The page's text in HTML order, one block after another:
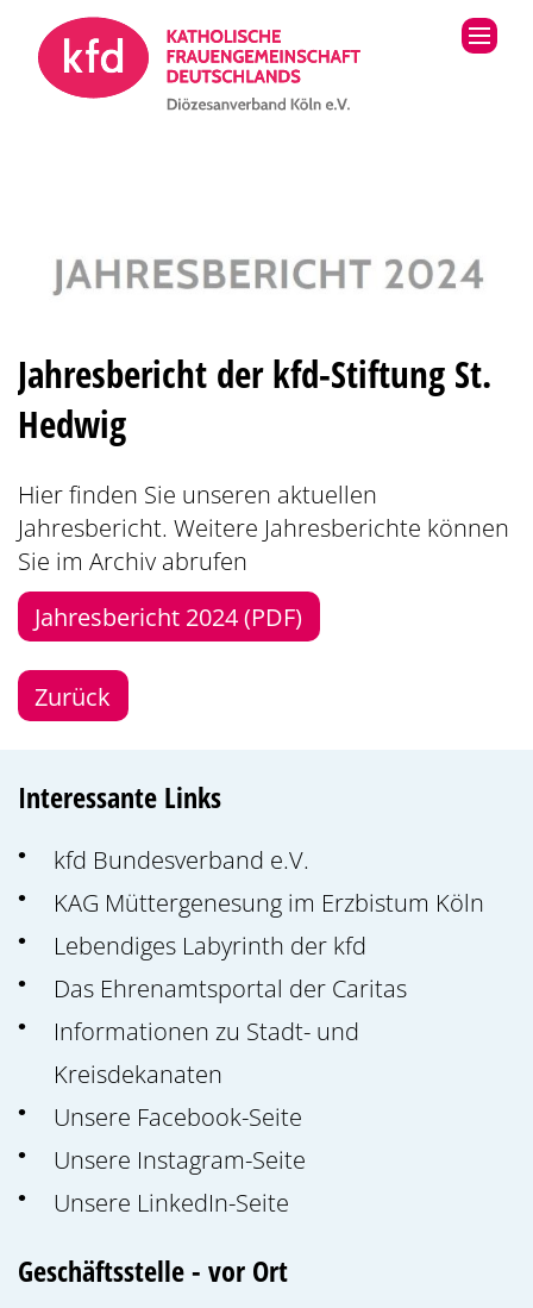
Zum Inhalt springen
Jahresbericht der kfd-Stiftung St.
Hedwig
Hier finden Sie unseren aktuellen
Jahresbericht. Weitere Jahresberichte können
Sie im Archiv abrufen
Jahresbericht 2024 (PDF)
Zurück
Interessante Links
kfd Bundesverband e.V.
KAG Müttergenesung im Erzbistum Köln
Lebendiges Labyrinth der kfd
Das Ehrenamtsportal der Caritas
Informationen zu Stadt- und
Kreisdekanaten
Unsere Facebook-Seite
Unsere Instagram-Seite
Unsere LinkedIn-Seite
Geschäftsstelle - vor Ort